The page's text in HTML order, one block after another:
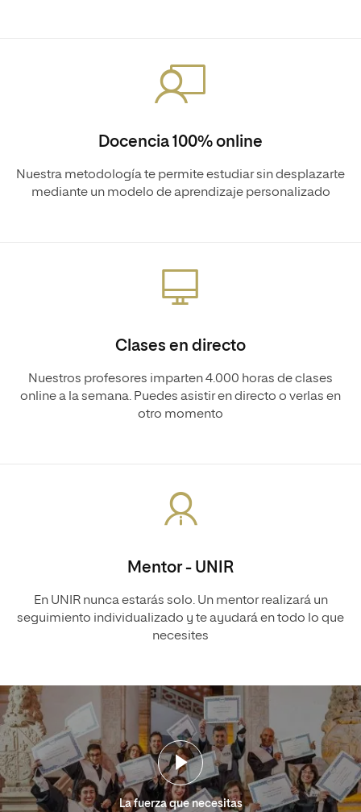
Docencia 100% online
Nuestra metodología te permite estudiar sin desplazarte
mediante un modelo de aprendizaje personalizado
Clases en directo
Nuestros profesores imparten 4.000 horas de clases
online a la semana. Puedes asistir en directo o verlas en
otro momento
Mentor - UNIR
En UNIR nunca estarás solo. Un mentor realizará un
seguimiento individualizado y te ayudará en todo lo que
necesites
La fuerza que necesitas